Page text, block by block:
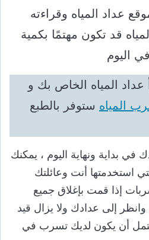
عداد المياه وقراءته
قد تكون مهتمًا بكمية
اليوم
المياه الخاص بك و
المياه ستوفر بالطبع
في بداية ونهاية اليوم ، يمكنك
استخدمتها أنت وعائلتك
إذا قمت بإغلاق جميع
وانظر إلى عدادك ولا يزال قيد
أن يكون لديك تسرب في